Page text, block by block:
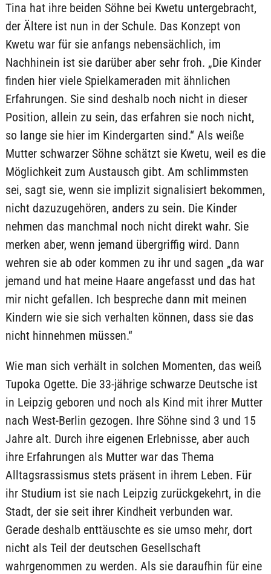
Tina hat ihre beiden Söhne bei Kwetu untergebracht,
der Ältere ist nun in der Schule. Das Konzept von
Kwetu war für sie anfangs nebensächlich, im
Nachhinein ist sie darüber aber sehr froh. „Die Kinder
finden hier viele Spielkameraden mit ähnlichen
Erfahrungen. Sie sind deshalb noch nicht in dieser
Position, allein zu sein, das erfahren sie noch nicht,
so lange sie hier im Kindergarten sind.“ Als weiße
Mutter schwarzer Söhne schätzt sie Kwetu, weil es die
Möglichkeit zum Austausch gibt. Am schlimmsten
sei, sagt sie, wenn sie implizit signalisiert bekommen,
nicht dazuzugehören, anders zu sein. Die Kinder
nehmen das manchmal noch nicht direkt wahr. Sie
merken aber, wenn jemand übergriffig wird. Dann
wehren sie ab oder kommen zu ihr und sagen „da war
jemand und hat meine Haare angefasst und das hat
mir nicht gefallen. Ich bespreche dann mit meinen
Kindern wie sie sich verhalten können, dass sie das
nicht hinnehmen müssen.“
Wie man sich verhält in solchen Momenten, das weiß
Tupoka Ogette. Die 33-jährige schwarze Deutsche ist
in Leipzig geboren und noch als Kind mit ihrer Mutter
nach West-Berlin gezogen. Ihre Söhne sind 3 und 15
Jahre alt. Durch ihre eigenen Erlebnisse, aber auch
ihre Erfahrungen als Mutter war das Thema
Alltagsrassismus stets präsent in ihrem Leben. Für
ihr Studium ist sie nach Leipzig zurückgekehrt, in die
Stadt, der sie seit ihrer Kindheit verbunden war.
Gerade deshalb enttäuschte es sie umso mehr, dort
nicht als Teil der deutschen Gesellschaft
wahrgenommen zu werden. Als sie daraufhin für eine